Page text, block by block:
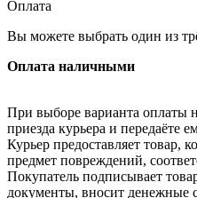
Оплата
Вы можете выбрать один из
Оплата наличными
При выборе варианта оплаты
приезда курьера и передаёте
Курьер предоставляет товар,
предмет повреждений,
Покупатель подписывает
документы, вносит денежные